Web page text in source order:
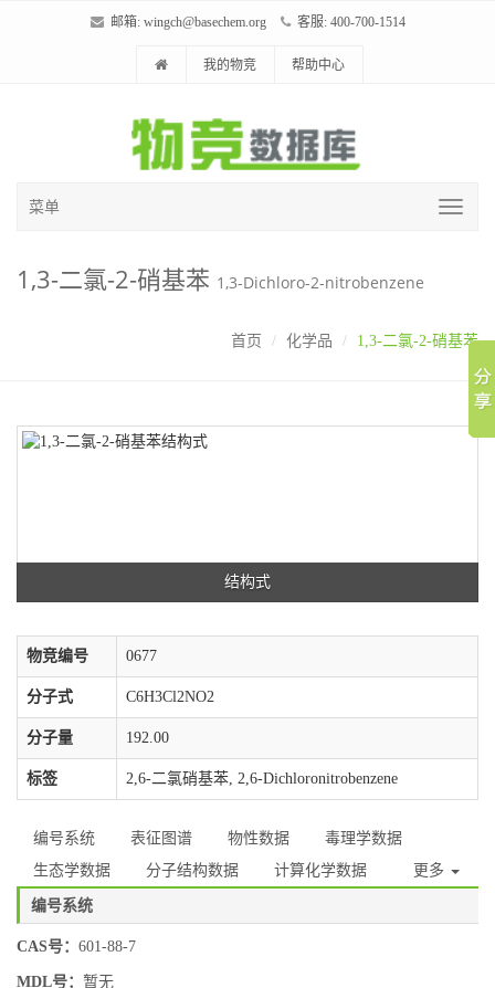
邮箱: wingch@basechem.org 客服: 400-700-1514
我的物竞 帮助中心
菜单
1,3-二氯-2-硝基苯 1,3-Dichloro-2-nitrobenzene
首页 化学品 1,3-二氯-2-硝基苯
结构式
物竞编号 0677
分子式 C6H3Cl2NO2
分子量 192.00
标签 2,6-二氯硝基苯, 2,6-Dichloronitrobenzene
编号系统 表征图谱 物性数据
毒理学数据
生态学数据
分子结构数据 计算化学数据 更多
编号系统
CAS号： 601-88-7
MDL号： 暂无